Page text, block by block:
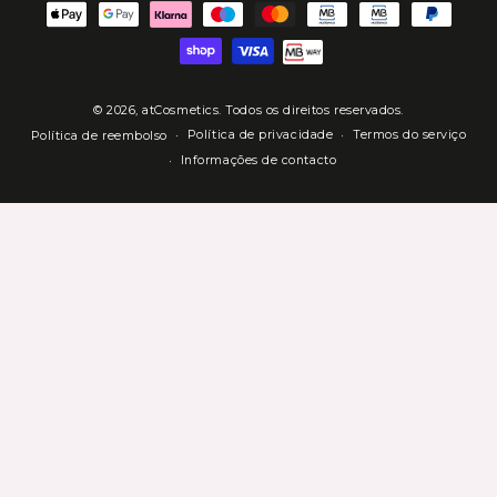
© 2026,atCosmetics . Todos os direitos reservados.
Política de reembolso
Política de privacidade
Termos do serviço
Informações de contacto
Métodos